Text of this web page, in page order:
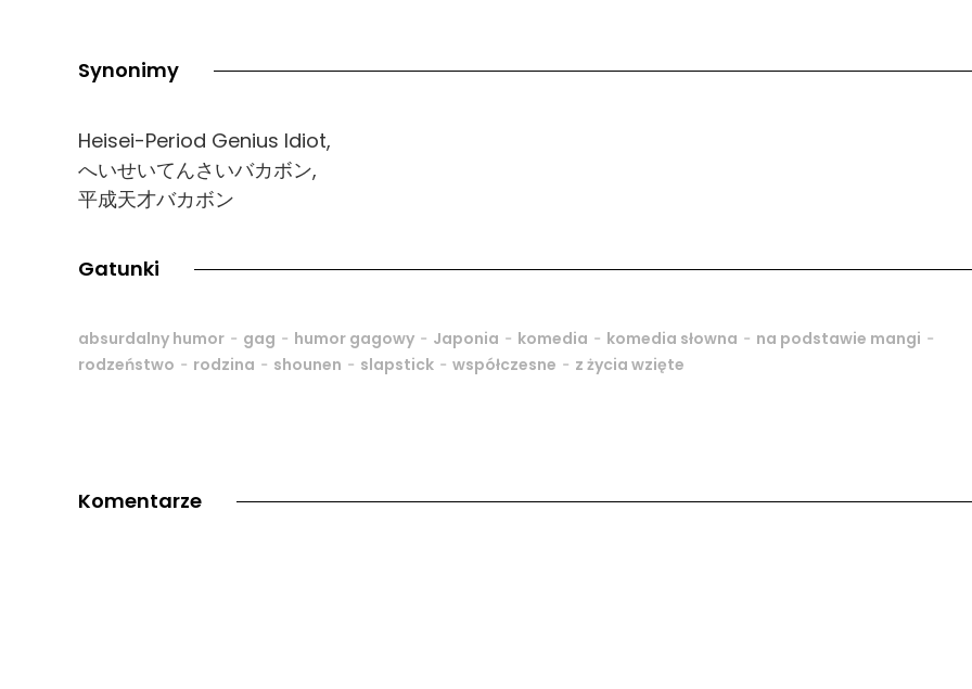
Synonimy
Heisei-Period Genius Idiot,
へいせいてんさいバカボン,
平成天才バカボン
Gatunki
absurdalny humor - gag - humor gagowy - Japonia - komedia - komedia słowna - na podstawie mangi -
rodzeństwo - rodzina - shounen - slapstick - współczesne - z życia wzięte
Komentarze